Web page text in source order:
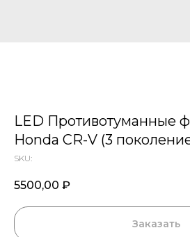
LED Противотуманные
Honda CR-V (3
SKU:
5500,00 ₽
Заказать